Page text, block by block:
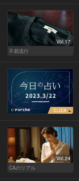
Vol.17
不易流行
Vol.24
CAのリアル